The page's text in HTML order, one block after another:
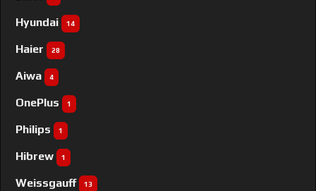
Hyundai 14
Haier 28
Aiwa 4
OnePlus 1
Philips 1
Hibrew 1
Weissgauff 13